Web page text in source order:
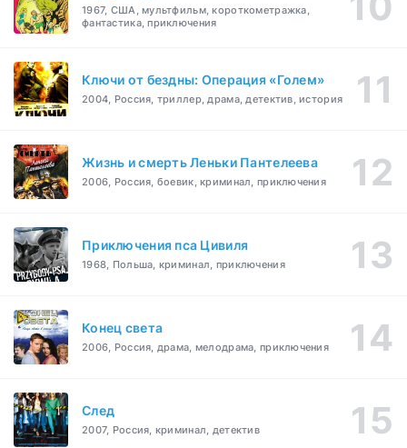
1967, США, мультфильм, короткометражка,
фантастика, приключения
Ключи от бездны: Операция «Голем»
2004, Россия, триллер, драма, детектив, история
Жизнь и смерть Леньки Пантелеева
2006, Россия, боевик, криминал, приключения
Приключения пса Цивиля
1968, Польша, криминал, приключения
Конец света
2006, Россия, драма, мелодрама, приключения
След
2007, Россия, криминал, детектив